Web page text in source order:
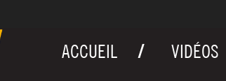
ACCUEIL VIDÉOS